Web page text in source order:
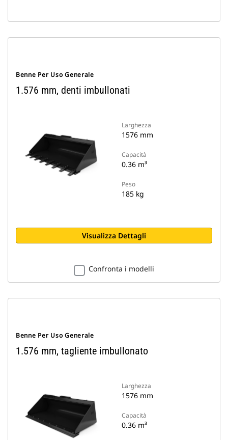
Benne Per Uso Generale
1.576 mm, denti imbullonati
Larghezza
1576 mm
Capacità
0.36 m³
Peso
185 kg
Visualizza Dettagli
Confronta i modelli
Benne Per Uso Generale
1.576 mm, tagliente imbullonato
Larghezza
1576 mm
Capacità
0.36 m³